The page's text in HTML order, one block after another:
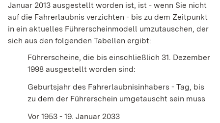
Januar 2013 ausgestellt worden ist, ist - wenn Sie nicht
auf die Fahrerlaubnis verzichten - bis zu dem Zeitpunkt
in ein aktuelles Führerscheinmodell umzutauschen, der
sich aus den folgenden Tabellen ergibt:
Führerscheine, die bis einschließlich 31. Dezember
1998 ausgestellt worden sind:
Geburtsjahr des Fahrerlaubnisinhabers - Tag, bis
zu dem der Führerschein umgetauscht sein muss
Vor 1953 - 19. Januar 2033